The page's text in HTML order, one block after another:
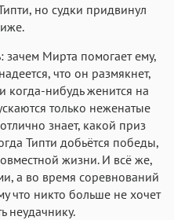
но судки придвинул
зачем Мирта помогает ему,
что он размякнет,
когда-нибудь женится на
только неженатые
знает, какой приз
Типти добьётся победы,
жизни. И всё же,
а во время соревнований
что никто больше не хочет
неудачнику.